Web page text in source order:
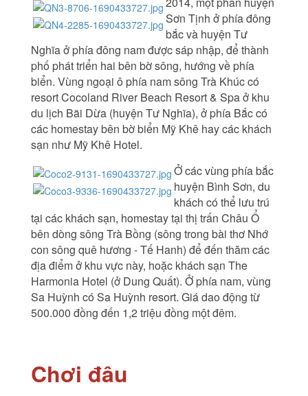
Sơn Tịnh ở phía đông
bắc và huyện Tư
Nghĩa ở phía đông nam được sáp nhập, để thành
phố phát triển hai bên bờ sông, hướng về phía
biển. Vùng ngoại ô phía nam sông Trà Khúc có
resort Cocoland River Beach Resort & Spa ở khu
du lịch Bãi Dừa (huyện Tư Nghĩa), ở phía Bắc có
các homestay bên bờ biển Mỹ Khê hay các khách
sạn như Mỹ Khê Hotel.
Ở các vùng phía bắc
huyện Bình Sơn, du
khách có thể lưu trú
tại các khách sạn, homestay tại thị trấn Châu Ổ
bên dòng sông Trà Bồng (sông trong bài thơ Nhớ
con sông quê hương - Tế Hanh) để đến thăm các
địa điểm ở khu vực này, hoặc khách sạn The
Harmonia Hotel (ở Dung Quất). Ở phía nam, vùng
Sa Huỳnh có Sa Huỳnh resort. Giá dao động từ
500.000 đồng đến 1,2 triệu đồng một đêm.
Chơi đâu